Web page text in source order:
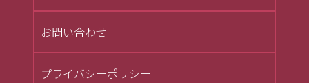
お問い合わせ
プライバシーポリシー